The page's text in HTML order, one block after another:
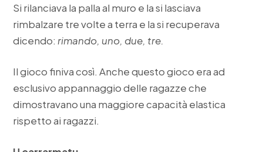
Si rilanciava la palla al muro e la si lasciava
rimbalzare tre volte a terra e la si recuperava
dicendo: rimando, uno, due, tre.
Il gioco finiva così. Anche questo gioco era ad
esclusivo appannaggio delle ragazze che
dimostravano una maggiore capacità elastica
rispetto ai ragazzi.